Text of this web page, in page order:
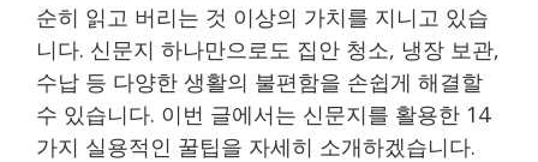
순히 읽고 버리는 것 이상의 가치를 지니고 있습
니다. 신문지 하나만으로도 집안 청소, 냉장 보관,
수납 등 다양한 생활의 불편함을 손쉽게 해결할
수 있습니다. 이번 글에서는 신문지를 활용한 14
가지 실용적인 꿀팁을 자세히 소개하겠습니다.